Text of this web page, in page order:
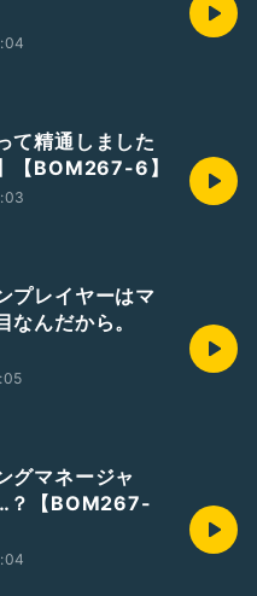
て精通しました
【BOM267-6】
プレイヤーはマ
なんだから。
グマネージャ
？【BOM267-